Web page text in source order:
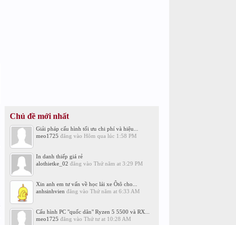
Chủ đề mới nhất
Giải pháp cấu hình tối ưu chi phí và hiệu...
meo1725 đăng vào Hôm qua lúc 1:58 PM
In danh thiếp giá rẻ
alothietke_02 đăng vào Thứ năm at 3:29 PM
Xin anh em tư vấn về học lái xe Ôtô cho...
anhsinhvien đăng vào Thứ năm at 6:33 AM
Cấu hình PC "quốc dân" Ryzen 5 5500 và RX...
meo1725 đăng vào Thứ tư at 10:28 AM